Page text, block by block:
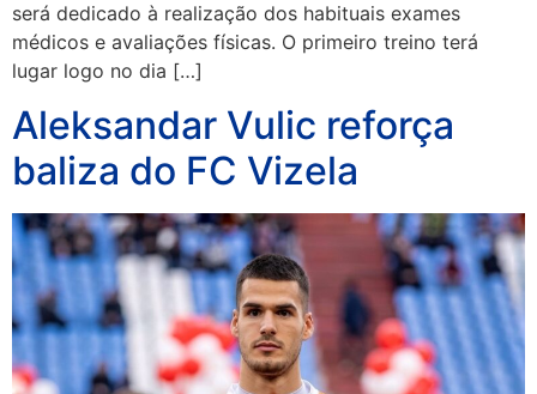
será dedicado à realização dos habituais exames
médicos e avaliações físicas. O primeiro treino terá
lugar logo no dia […]
Aleksandar Vulic reforça
baliza do FC Vizela